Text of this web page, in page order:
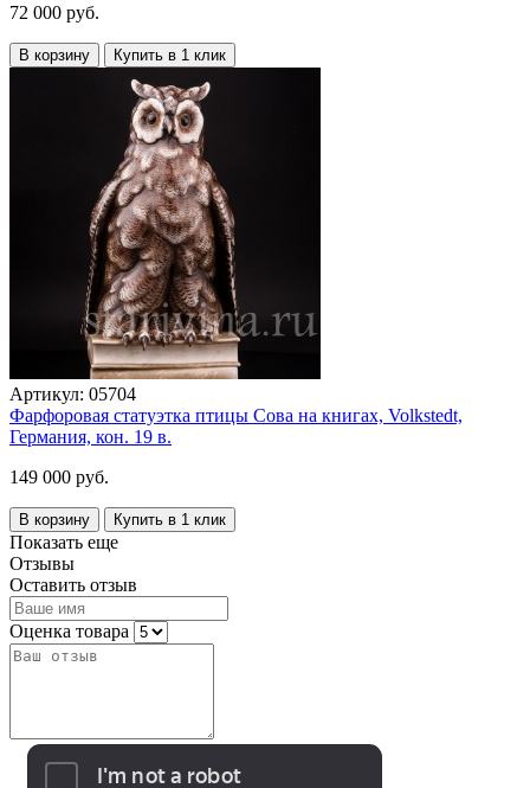
72 000 руб.
В корзину Купить в 1 клик
Артикул: 05704
Фарфоровая статуэтка птицы Сова на книгах, Volkstedt,
Германия, кон. 19 в.
149 000 руб.
В корзину Купить в 1 клик
Показать еще
Отзывы
Оставить отзыв
Оценка товара